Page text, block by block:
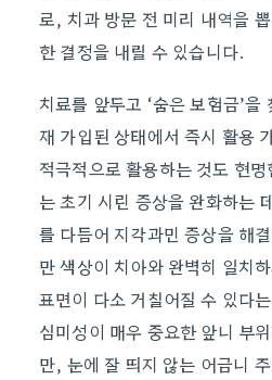
로, 치과 방문 전 미리 내역을
한 결정을 내릴 수 있습니다.
치료를 앞두고 ‘숨은 보험금’
재 가입된 상태에서 즉시 활용
적극적으로 활용하는 것도 현
는 초기 시린 증상을 완화하는
를 다듬어 지각과민 증상을 해
만 색상이 치아와 완벽히 일치
표면이 다소 거칠어질 수 있다
심미성이 매우 중요한 앞니 부
만, 눈에 잘 띄지 않는 어금니